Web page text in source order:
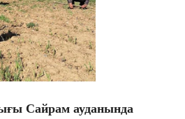
Сайрам ауданында